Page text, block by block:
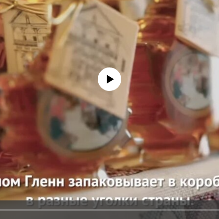
No media source currently available